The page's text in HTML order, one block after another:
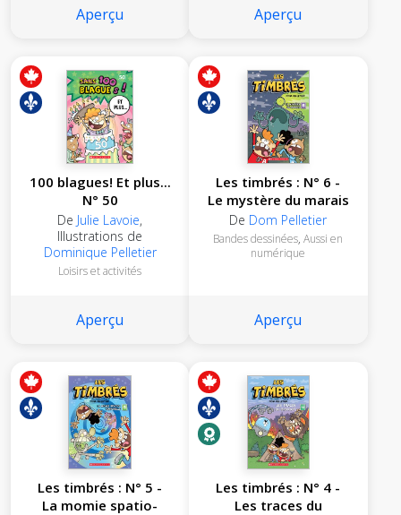
Aperçu Aperçu
100 blagues! Et plus...
N° 50
De Julie Lavoie,
Illustrations de
Dominique Pelletier
Loisirs et activités
Aperçu
Les timbrés : N° 6 -
Le mystère du marais
De Dom Pelletier
Bandes dessinées,Aussi en
numérique
Aperçu
Les timbrés : N° 5 -
La momie spatio-
Les timbrés : N° 4 -
Les traces du